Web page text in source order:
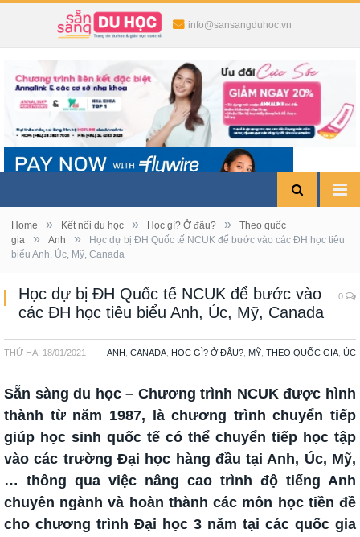
info@sansangduhoc.vn
Home » Kết nối du học » Học gì? Ở đâu? »
Theo quốc
gia
» Anh »
Học dự bị ĐH Quốc tế NCUK để bước vào các ĐH học tiêu
biểu Anh, Úc, Mỹ, Canada
Học dự bị ĐH Quốc tế NCUK để bước vào
các ĐH học tiêu biểu Anh, Úc, Mỹ, Canada
0
THỨ HAI 18/01/2021 ANH CANADA HỌC GÌ? Ở ĐÂU? MỸ THEO QUỐC GIA ÚC
Sẵn sàng du học – Chương trình NCUK được hình
thành từ năm 1987, là chương trình chuyển tiếp
giúp học sinh quốc tế có thể chuyển tiếp học tập
vào các trường Đại học hàng đầu tại Anh, Úc, Mỹ,
… thông qua việc nâng cao trình độ tiếng Anh
chuyên ngành và hoàn thành các môn học tiền đề
cho chương trình Đại học 3 năm tại các quốc gia